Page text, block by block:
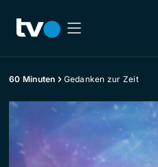
60 Minuten Gedanken zur Zeit